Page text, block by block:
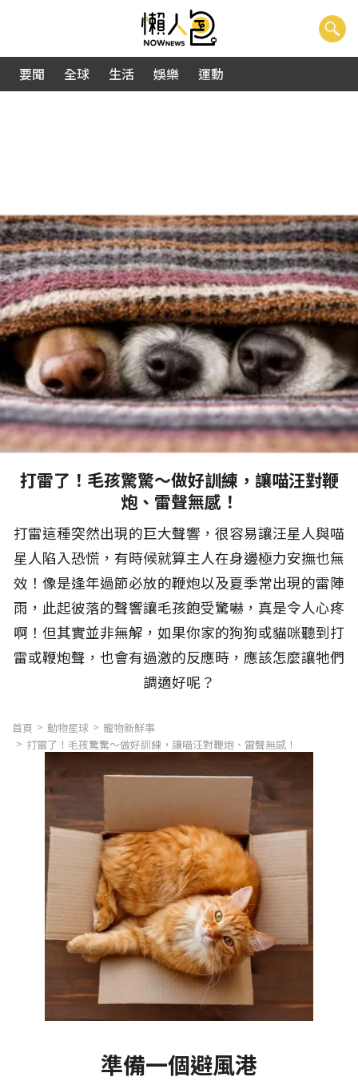
要聞 全球 生活 娛樂 運動
打雷了！毛孩驚驚～做好訓練，讓喵汪對鞭
炮、雷聲無感！
打雷這種突然出現的巨大聲響，很容易讓汪星人與喵
星人陷入恐慌，有時候就算主人在身邊極力安撫也無
效！像是逢年過節必放的鞭炮以及夏季常出現的雷陣
雨，此起彼落的聲響讓毛孩飽受驚嚇，真是令人心疼
啊！但其實並非無解，如果你家的狗狗或貓咪聽到打
雷或鞭炮聲，也會有過激的反應時，應該怎麼讓牠們
調適好呢？
首頁 動物星球
寵物新鮮事
打雷了！毛孩驚驚～做好訓練，讓喵汪對鞭炮、雷聲無感！
準備一個避風港